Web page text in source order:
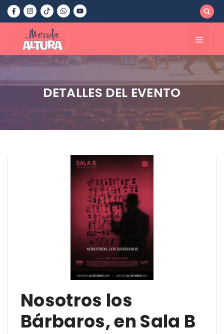
Saltar
contenido
Menú
DETALLES DEL EVENTO
Nosotros los
Bárbaros, en Sala B